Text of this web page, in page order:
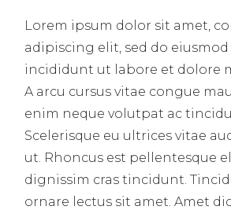
Lorem ipsum dolor sit amet,
adipiscing elit, sed do
incididunt ut labore et dolore
A arcu cursus vitae congue
enim neque volutpat ac
Scelerisque eu ultrices vitae
ut. Rhoncus est pellentesque
dignissim cras tincidunt.
ornare lectus sit amet. Amet